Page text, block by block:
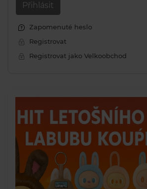
Přihlásit
Zapomenuté heslo
Registrovat
Registrovat jako Velkoobchod